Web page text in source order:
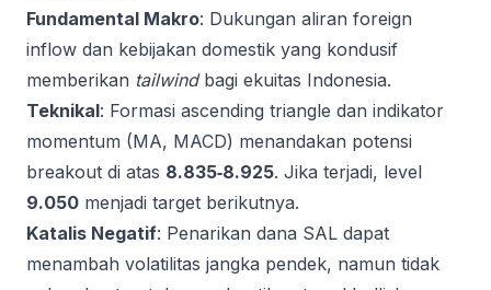
Fundamental Makro: Dukungan aliran foreign
inflow dan kebijakan domestik yang kondusif
memberikan tailwindbagi ekuitas Indonesia.
Teknikal: Formasi ascending triangle dan indikator
momentum (MA, MACD) menandakan potensi
breakout di atas 8.835‑8.925. Jika terjadi, level
9.050 menjadi target berikutnya.
Katalis Negatif: Penarikan dana SAL dapat
menambah volatilitas jangka pendek, namun tidak